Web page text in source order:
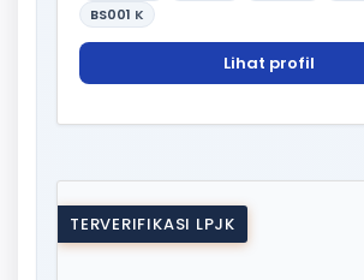
BS001 K
Lihat profil
TERVERIFIKASI LPJK